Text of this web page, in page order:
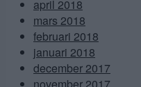
april 2018
mars 2018
februari 2018
januari 2018
december 2017